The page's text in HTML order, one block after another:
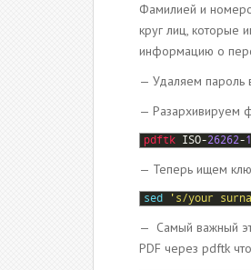
Фамилией и
круг лиц, которые
информацию о
— Удаляем пароль
— Разархивируем
pdftk ISO-26262-1
— Теперь ищем
sed 's/your
— Самый важный
PDF через pdftk